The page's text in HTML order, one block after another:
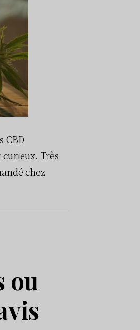
CBD
curieux. Très
chez
ou